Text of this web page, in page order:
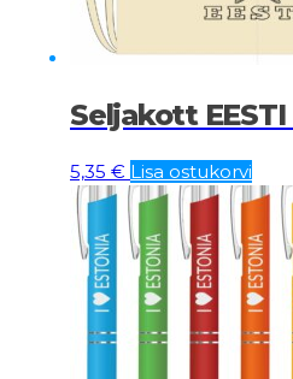
Seljakott EESTI
5,35 € Lisa ostukorvi